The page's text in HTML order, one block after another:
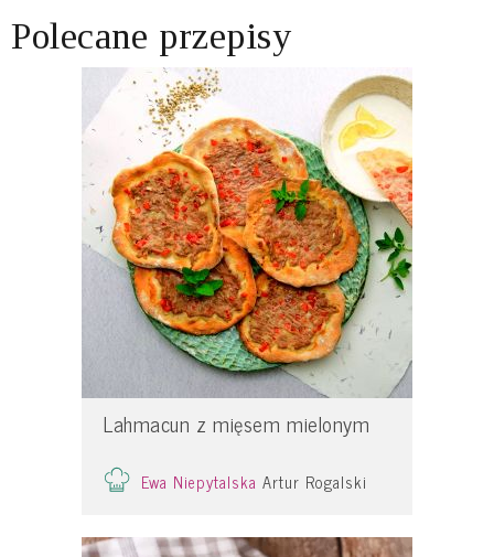
Polecane przepisy
Lahmacun z mięsem mielonym
Ewa Niepytalska Artur Rogalski